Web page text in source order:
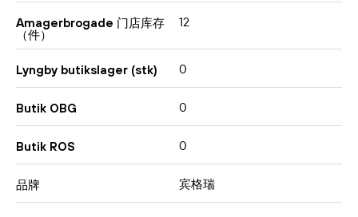
Amagerbrogade 门店库存
（件）
12
Lyngby butikslager (stk) 0
Butik OBG 0
Butik ROS 0
品牌 宾格瑞